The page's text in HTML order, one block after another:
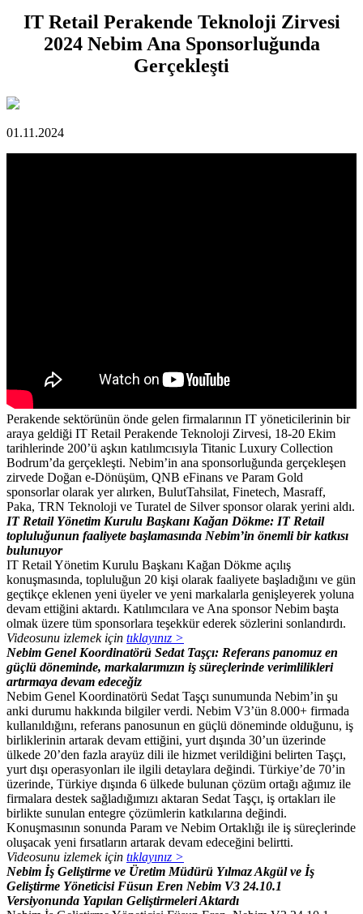
IT Retail Perakende Teknoloji Zirvesi
2024 Nebim Ana Sponsorluğunda
Gerçekleşti
01.11.2024
Perakende sektörünün önde gelen firmalarının IT yöneticilerinin bir
araya geldiği IT Retail Perakende Teknoloji Zirvesi, 18-20 Ekim
tarihlerinde 200’ü aşkın katılımcısıyla Titanic Luxury Collection
Bodrum’da gerçekleşti. Nebim’in ana sponsorluğunda gerçekleşen
zirvede Doğan e-Dönüşüm, QNB eFinans ve Param Gold
sponsorlar olarak yer alırken, BulutTahsilat, Finetech, Masraff,
Paka, TRN Teknoloji ve Turatel de Silver sponsor olarak yerini aldı.
IT Retail Yönetim Kurulu Başkanı Kağan Dökme: IT Retail
topluluğunun faaliyete başlamasında Nebim’in önemli bir katkısı
bulunuyor
IT Retail Yönetim Kurulu Başkanı Kağan Dökme açılış
konuşmasında, topluluğun 20 kişi olarak faaliyete başladığını ve gün
geçtikçe eklenen yeni üyeler ve yeni markalarla genişleyerek yoluna
devam ettiğini aktardı. Katılımcılara ve Ana sponsor Nebim başta
olmak üzere tüm sponsorlara teşekkür ederek sözlerini sonlandırdı.
Videosunu izlemek için tıklayınız >
Nebim Genel Koordinatörü Sedat Taşçı: Referans panomuz en
güçlü döneminde, markalarımızın iş süreçlerinde verimlilikleri
artırmaya devam edeceğiz
Nebim Genel Koordinatörü Sedat Taşçı sunumunda Nebim’in şu
anki durumu hakkında bilgiler verdi. Nebim V3’ün 8.000+ firmada
kullanıldığını, referans panosunun en güçlü döneminde olduğunu, iş
birliklerinin artarak devam ettiğini, yurt dışında 30’un üzerinde
ülkede 20’den fazla arayüz dili ile hizmet verildiğini belirten Taşçı,
yurt dışı operasyonları ile ilgili detaylara değindi. Türkiye’de 70’in
üzerinde, Türkiye dışında 6 ülkede bulunan çözüm ortağı ağımız ile
firmalara destek sağladığımızı aktaran Sedat Taşçı, iş ortakları ile
birlikte sunulan entegre çözümlerin katkılarına değindi.
Konuşmasının sonunda Param ve Nebim Ortaklığı ile iş süreçlerinde
oluşacak yeni fırsatların artarak devam edeceğini belirtti.
Videosunu izlemek için tıklayınız >
Nebim İş Geliştirme ve Üretim Müdürü Yılmaz Akgül ve İş
Geliştirme Yöneticisi Füsun Eren Nebim V3 24.10.1
Versiyonunda Yapılan Geliştirmeleri Aktardı